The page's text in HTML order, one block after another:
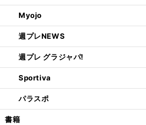
Myojo
週プレNEWS
週プレ グラジャパ!
Sportiva
パラスポ
書籍